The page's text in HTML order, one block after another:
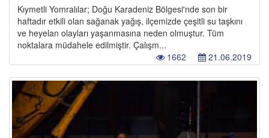
Kıymetli Yomralılar; Doğu Karadeniz Bölgesi'nde son bir
haftadır etkili olan sağanak yağış, ilçemizde çeşitli su taşkını
ve heyelan olayları yaşanmasına neden olmuştur. Tüm
noktalara müdahele edilmiştir. Çalışm...
21.06.2019
1662